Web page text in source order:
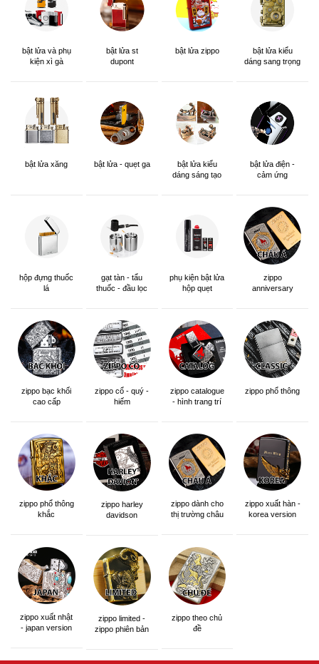
bật lửa và phụ
kiện xì gà
bật lửa st
dupont
bật lửa zippo
bật lửa kiểu
dáng sang trọng
bật lửa xăng bật lửa - quẹt ga
bật lửa kiểu
dáng sáng tạo
bật lửa điện -
cảm ứng
hộp đựng thuốc
lá
gạt tàn - tẩu
thuốc - đầu lọc
phụ kiện bật lửa
hộp quẹt
zippo
anniversary
zippo bạc khối
cao cấp
zippo cổ - quý -
hiếm
zippo catalogue
- hình trang trí
zippo phổ thông
zippo phổ thông
khắc
zippo harley
davidson
zippo dành cho
thị trường châu
zippo xuất hàn -
korea version
zippo xuất nhật
- japan version
zippo limited -
zippo phiên bản
zippo theo chủ
đề